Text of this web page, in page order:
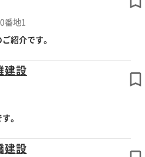
番地1
紹介です。
建設
。
建設